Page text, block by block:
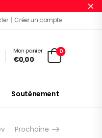
| Créer un compte
Mon panier
€0,00
0
Soutènement
chantier ZIRCON 1 1
Prochaine